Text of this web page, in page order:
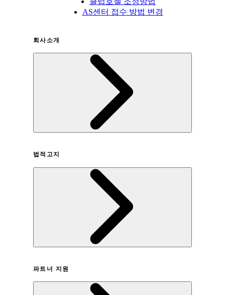
AS센터 접수 방법 변경
회사소개
법적고지
개인정보취급방침
파트너 지원